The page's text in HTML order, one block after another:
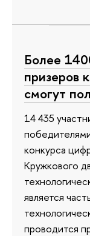
Более
призеров
смогут
14 435
конкурса
Кружкового
является
проводится